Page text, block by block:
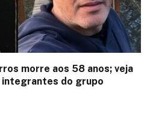
morre aos 58 anos; veja
do grupo